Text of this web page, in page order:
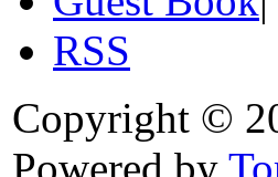
RSS
Copyright ©
Powered by